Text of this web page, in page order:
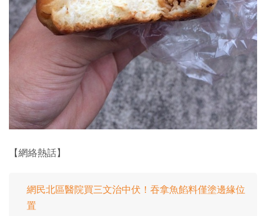
【網絡熱話】
網民北區醫院買三文治中伏！吞拿魚餡料僅塗邊緣位
置